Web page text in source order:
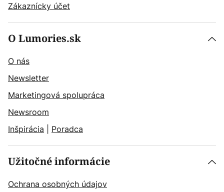
Zákaznícky účet
O Lumories.sk
O nás
Newsletter
Marketingová spolupráca
Newsroom
Inšpirácia
Poradca
Užitočné informácie
Ochrana osobných údajov